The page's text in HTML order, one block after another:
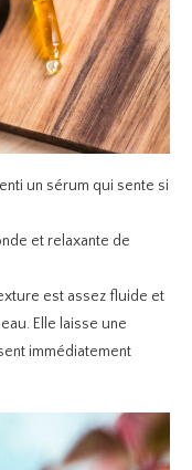
un sérum qui sente si
et relaxante de
est assez fluide et
Elle laisse une
immédiatement